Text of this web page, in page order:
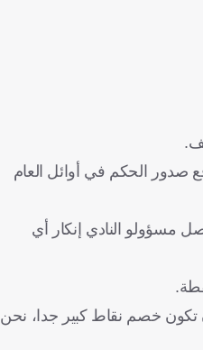
صدور الحكم في أوائل العام
يعود تاريخ بعض الحالات إلى 15 عاما، ومع ذلك، يواصل مسؤولو النادي إنكار أي
تكون خصم نقاط كبير جدا، نحن